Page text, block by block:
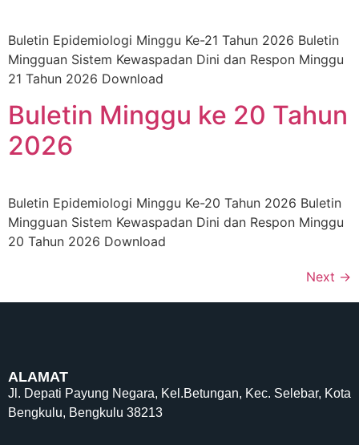
Buletin Epidemiologi Minggu Ke-21 Tahun 2026 Buletin
Mingguan Sistem Kewaspadan Dini dan Respon Minggu
21 Tahun 2026 Download
Buletin Minggu ke 20 Tahun
2026
Buletin Epidemiologi Minggu Ke-20 Tahun 2026 Buletin
Mingguan Sistem Kewaspadan Dini dan Respon Minggu
20 Tahun 2026 Download
Next →
ALAMAT
Jl. Depati Payung Negara, Kel.Betungan, Kec. Selebar, Kota
Bengkulu, Bengkulu 38213